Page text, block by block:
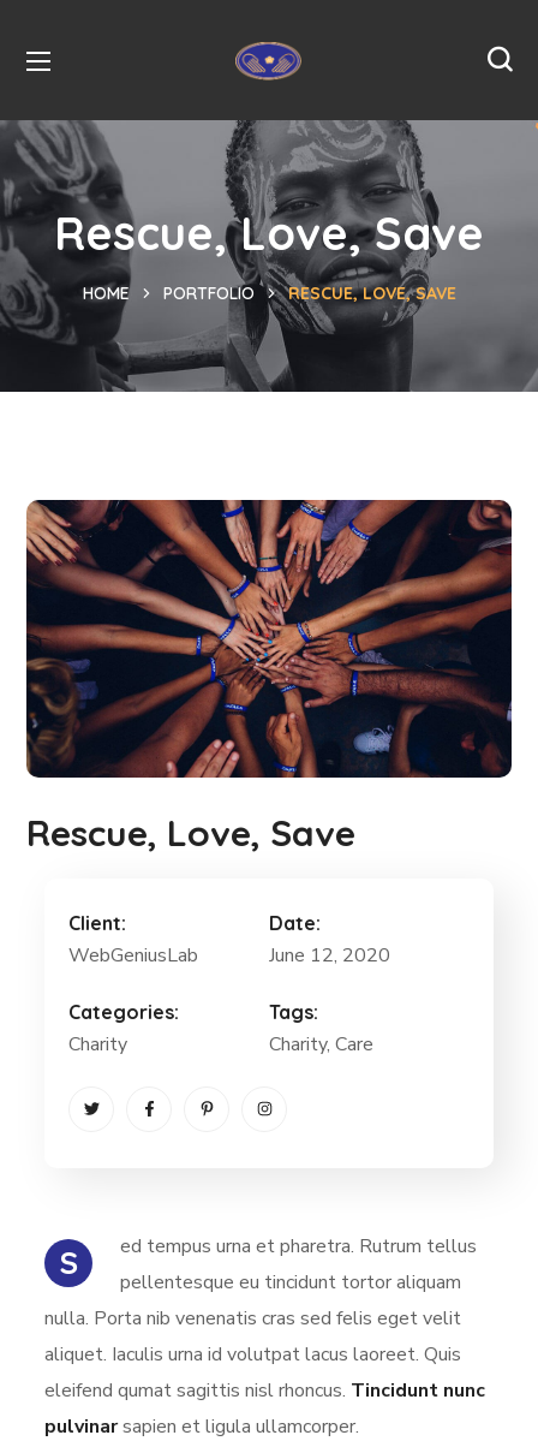
Rescue, Love, Save
HOME PORTFOLIO RESCUE, LOVE, SAVE
Rescue, Love, Save
S
ed tempus urna et pharetra. Rutrum tellus
pellentesque eu tincidunt tortor aliquam
nulla. Porta nib venenatis cras sed felis eget velit
aliquet. Iaculis urna id volutpat lacus laoreet. Quis
eleifend qumat sagittis nisl rhoncus. Tincidunt nunc
pulvinarsapien et ligula ullamcorper.
Client:
WebGeniusLab
Date:
June 12, 2020
Categories:
Charity
Tags:
Charity, Care